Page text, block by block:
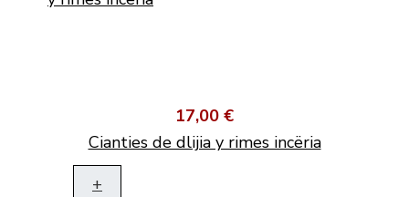
17,00 €
Cianties de dlijia y rimes incëria
+